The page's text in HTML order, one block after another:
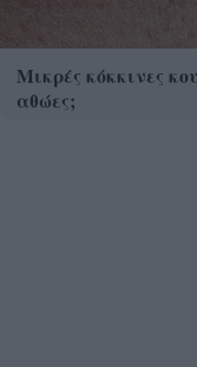
Μικρές κόκκινες
αθώες;